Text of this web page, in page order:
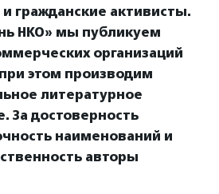
гражданские активисты.
НКО» мы публикуем
организаций
этом производим
литературное
За достоверность
наименований и
авторы